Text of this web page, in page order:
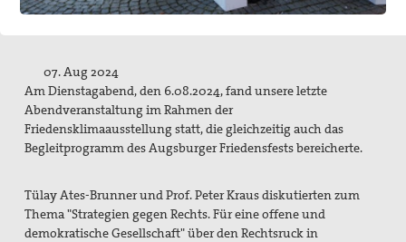
Aktivitäten/ Kampagnen/ Schwerpunkte
Den Staat Palästina anerkennen!
Christlich-muslimischer Dialog
Begleitung bei Gewissensfragen zum neuen Wehrdienst,
friedens räume
07. Aug 2024
Am Dienstagabend, den 6.08.2024, fand unsere letzte
Abendveranstaltung im Rahmen der
Friedensklimaausstellung statt, die gleichzeitig auch das
Begleitprogramm des Augsburger Friedensfests bereicherte.
Tülay Ates-Brunner und Prof. Peter Kraus diskutierten zum
Thema "Strategien gegen Rechts. Für eine offene und
demokratische Gesellschaft" über den Rechtsruck in